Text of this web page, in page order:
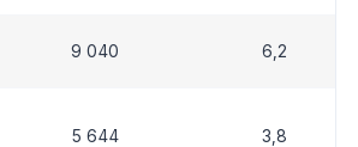
9 040 6,2
5 644 3,8